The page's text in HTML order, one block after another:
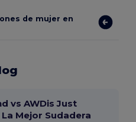
de mujer en
vs AWDis Just
Mejor Sudadera